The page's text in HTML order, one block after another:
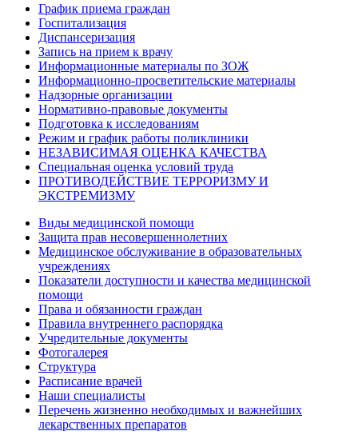
График приема граждан
Госпитализация
Диспансеризация
Запись на прием к врачу
Информационные материалы по ЗОЖ
Информационно-просветительские материалы
Надзорные организации
Нормативно-правовые документы
Подготовка к исследованиям
Режим и график работы поликлиники
НЕЗАВИСИМАЯ ОЦЕНКА КАЧЕСТВА
Специальная оценка условий труда
ПРОТИВОДЕЙСТВИЕ ТЕРРОРИЗМУ И
ЭКСТРЕМИЗМУ
Виды медицинской помощи
Защита прав несовершеннолетних
Медицинское обслуживание в образовательных
учреждениях
Показатели доступности и качества медицинской
помощи
Права и обязанности граждан
Правила внутреннего распорядка
Учредительные документы
Фотогалерея
Структура
Расписание врачей
Наши специалисты
Перечень жизненно необходимых и важнейших
лекарственных препаратов